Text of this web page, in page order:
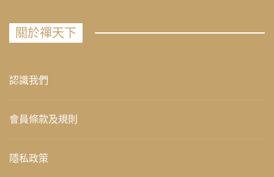
關於禪天下
認識我們
會員條款及規則
隱私政策